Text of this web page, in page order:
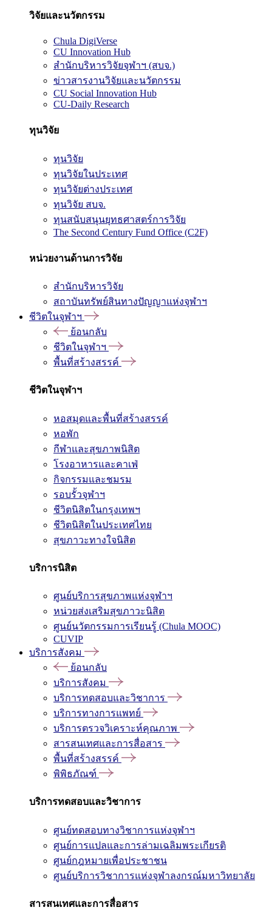
วิจัยและนวัตกรรม
Chula DigiVerse
CU Innovation Hub
สำนักบริหารวิจัยจุฬาฯ (สบจ.)
ข่าวสารงานวิจัยและนวัตกรรม
CU Social Innovation Hub
CU-Daily Research
ทุนวิจัย
ทุนวิจัย
ทุนวิจัยในประเทศ
ทุนวิจัยต่างประเทศ
ทุนวิจัย สบจ.
ทุนสนับสนุนยุทธศาสตร์การวิจัย
The Second Century Fund Office (C2F)
หน่วยงานด้านการวิจัย
สำนักบริหารวิจัย
สถาบันทรัพย์สินทางปัญญาแห่งจุฬาฯ
ชีวิตในจุฬาฯ
ย้อนกลับ
ชีวิตในจุฬาฯ
พื้นที่สร้างสรรค์
ชีวิตในจุฬาฯ
หอสมุดและพื้นที่สร้างสรรค์
หอพัก
กีฬาและสุขภาพนิสิต
โรงอาหารและคาเฟ่
กิจกรรมและชมรม
รอบรั้วจุฬาฯ
ชีวิตนิสิตในกรุงเทพฯ
ชีวิตนิสิตในประเทศไทย
สุขภาวะทางใจนิสิต
บริการนิสิต
ศูนย์บริการสุขภาพแห่งจุฬาฯ
หน่วยส่งเสริมสุขภาวะนิสิต
ศูนย์นวัตกรรมการเรียนรู้ (Chula MOOC)
CUVIP
บริการสังคม
ย้อนกลับ
บริการสังคม
บริการทดสอบและวิชาการ
บริการทางการแพทย์
บริการตรวจวิเคราะห์คุณภาพ
สารสนเทศและการสื่อสาร
พื้นที่สร้างสรรค์
พิพิธภัณฑ์
บริการทดสอบและวิชาการ
ศูนย์ทดสอบทางวิชาการแห่งจุฬาฯ
ศูนย์การแปลและการล่ามเฉลิมพระเกียรติ
ศูนย์กฎหมายเพื่อประชาชน
ศูนย์บริการวิชาการแห่งจุฬาลงกรณ์มหาวิทยาลัย
สารสนเทศและการสื่อสาร